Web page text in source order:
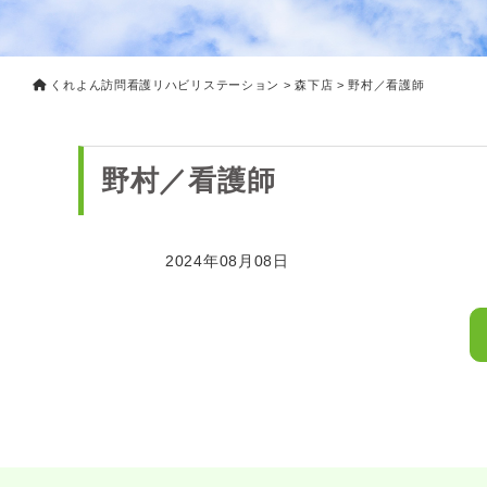
くれよん訪問看護リハビリステーション >森下店 >野村／看護師
野村／看護師
2024年08月08日